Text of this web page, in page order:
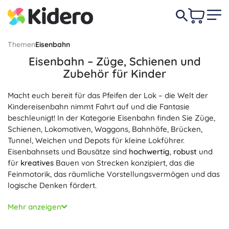
ThemenEisenbahn
Eisenbahn – Züge, Schienen und
Zubehör für Kinder
Macht euch bereit für das Pfeifen der Lok – die Welt der
Kindereisenbahn nimmt Fahrt auf und die Fantasie
beschleunigt! In der Kategorie Eisenbahn finden Sie Züge,
Schienen, Lokomotiven, Waggons, Bahnhöfe, Brücken,
Tunnel, Weichen und Depots für kleine Lokführer.
Eisenbahnsets und Bausätze sind hochwertig, robust und
für kreatives Bauen von Strecken konzipiert, das die
Feinmotorik, das räumliche Vorstellungsvermögen und das
logische Denken fördert.
Wählen Sie eine Holzeisenbahn mit angenehmer Haptik
oder Kunststoff- und Metallzüge mit detailreicher
Mehr anzeigen